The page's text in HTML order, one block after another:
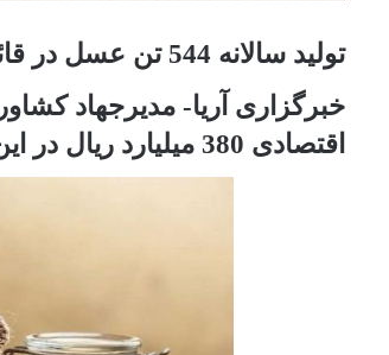
توليد سالانه 544 تن عسل در قائم‌شهر/ ارزش اقتصادي 380 ميلياردي.
اقتصادی 380 میلیارد ریال در این شهرستان تولید می شود.